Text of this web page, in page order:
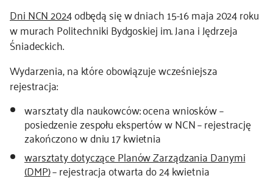
Dni NCN 2024odbędą się w dniach 15-16 maja 2024 roku
w murach Politechniki Bydgoskiej im. Jana i Jędrzeja
Śniadeckich.
Wydarzenia, na które obowiązuje wcześniejsza
rejestracja:
warsztaty dla naukowców: ocena wniosków –
posiedzenie zespołu ekspertów w NCN – rejestrację
zakończono w dniu 17 kwietnia
warsztaty dotyczące Planów Zarządzania Danymi
(DMP)– rejestracja otwarta do 24 kwietnia